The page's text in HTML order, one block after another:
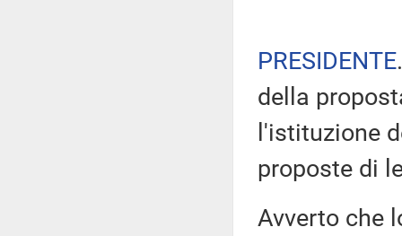
PRESIDENTE
della
l'istituzione
proposte di
Avverto che